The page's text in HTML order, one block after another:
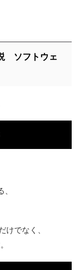
ソフトウェ
けでなく、